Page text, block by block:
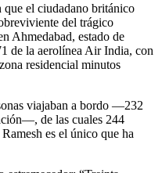
el ciudadano británico
del trágico
Ahmedabad, estado de
de la aerolínea Air India, con
residencial minutos
viajaban a bordo —232
de las cuales 244
es el único que ha